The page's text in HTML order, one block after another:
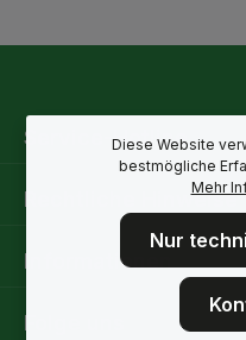
Service-Hotline
Rechtliche Hinweise
Informationen
Folge uns
Diese Website
bestmögliche
Mehr
Nur